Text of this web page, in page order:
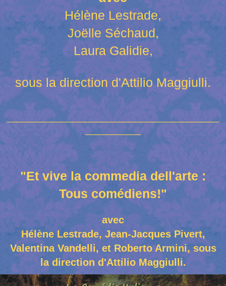
Hélène Lestrade,
Joëlle Séchaud,
Laura Galidie,
sous la direction d'Attilio Maggiulli.
__________________________________________
___________
"Et vive la commedia dell'arte :
Tous comédiens!"
avec
Hélène Lestrade, Jean-Jacques Pivert,
Valentina Vandelli, et Roberto Armini, sous
la direction d'Attilio Maggiulli.